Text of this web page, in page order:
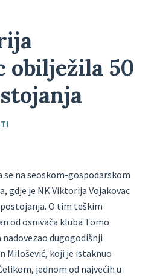
obilježila 50
se na seoskom-gospodarskom
gdje je NK Viktorija Vojakovac
O tim teškim
od osnivača kluba Tomo
nadovezao dugogodišnji
Milošević, koji je istaknuo
jednom od najvećih u